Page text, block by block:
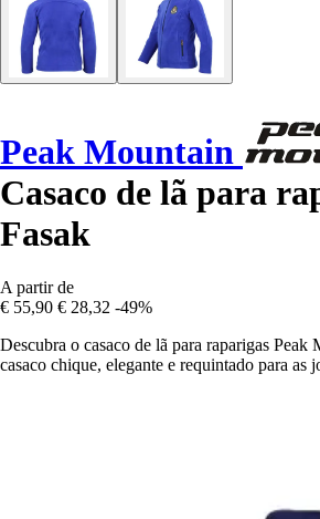
Peak Mountain
Casaco de lã para
Fasak
A partir de
€ 55,90 € 28,32 -49%
Descubra o casaco de lã para raparigas Peak
casaco chique, elegante e requintado para as